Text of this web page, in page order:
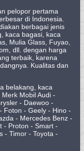
pelopor pertama
di Indonesia.
berbagai jenis
kaca bagasi, kaca
Mulia Glass, Fuyao,
dll. dengan harga
terbaik, karena
Kualitas dan
belakang, kaca
Mobil Audi -
- Daewoo -
Foton - Geely - Hino -
- Mercedes Benz -
- Proton - Smart -
- Timor - Toyota -